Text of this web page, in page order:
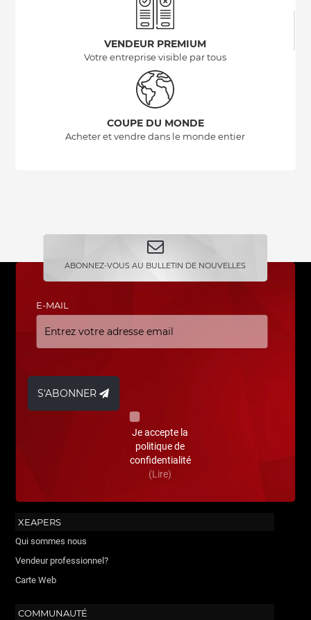
VENDEUR PREMIUM
Votre entreprise visible par tous
COUPE DU MONDE
Acheter et vendre dans le monde entier
ABONNEZ-VOUS AU BULLETIN DE NOUVELLES
E-MAIL
S'ABONNER
Je accepte la
politique de
confidentialité
(Lire)
XEAPERS
Qui sommes nous
Vendeur professionnel?
Carte Web
COMMUNAUTÉ